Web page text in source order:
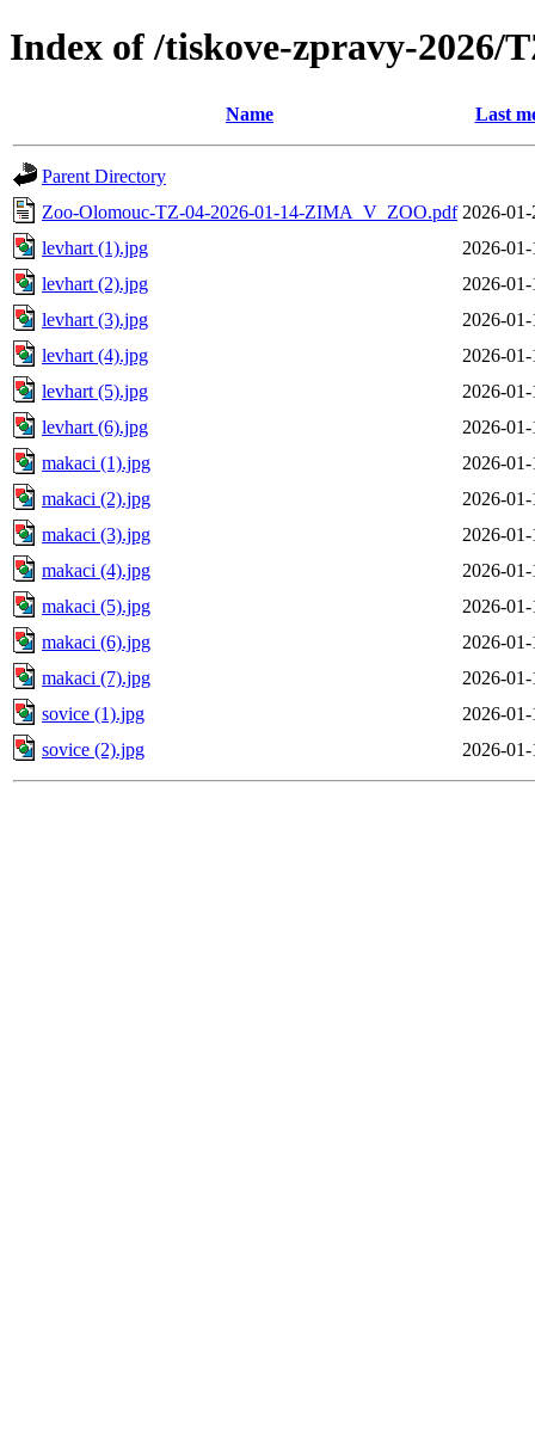
Index of /tiskove-zpravy-2026/
Name Last
Parent Directory
Zoo-Olomouc-TZ-04-2026-01-14-ZIMA_V_ZOO.pdf 2026-
levhart (1).jpg
2026-
levhart (2).jpg
2026-
levhart (3).jpg
2026-
levhart (4).jpg
2026-
levhart (5).jpg
2026-
levhart (6).jpg
2026-
makaci (1).jpg
2026-
makaci (2).jpg
2026-
makaci (3).jpg
2026-
makaci (4).jpg
2026-
makaci (5).jpg
2026-
makaci (6).jpg
2026-
makaci (7).jpg
2026-
sovice (1).jpg
2026-
sovice (2).jpg
2026-